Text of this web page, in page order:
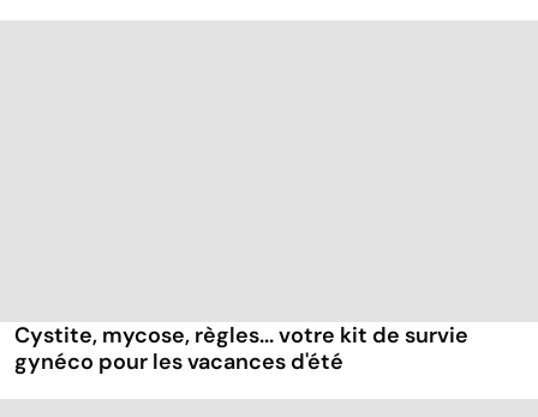
Cystite, mycose, règles... votre kit de survie
gynéco pour les vacances d'été